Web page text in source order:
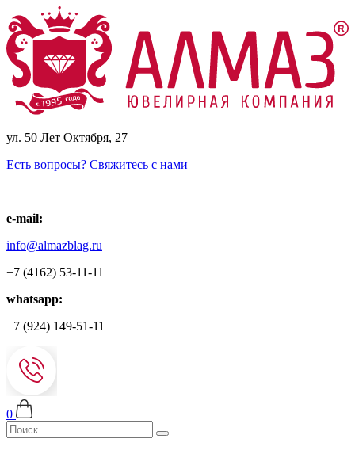
ул. 50 Лет Октября, 27
Есть вопросы? Свяжитесь с нами
e-mail:
info@almazblag.ru
+7 (4162) 53-11-11
whatsapp:
+7 (924) 149-51-11
0